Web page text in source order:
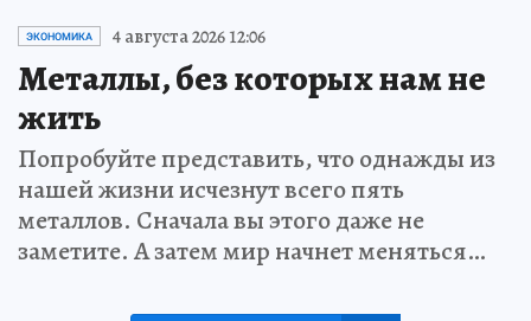
ЭКОНОМИКА 4 августа 2026 12:06
Металлы, без которых нам не
жить
Попробуйте представить, что однажды из
нашей жизни исчезнут всего пять
металлов. Сначала вы этого даже не
заметите. А затем мир начнет меняться…